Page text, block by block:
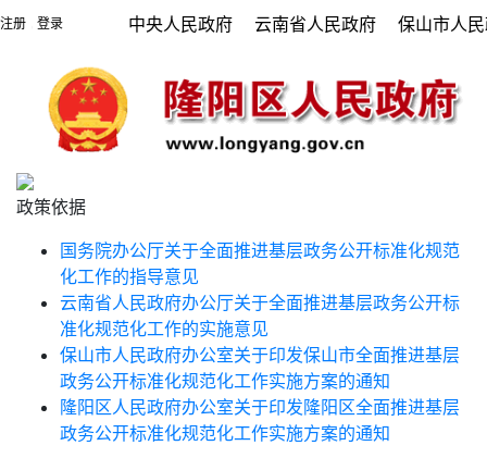
注册 登录 中央人民政府 云南省人民政府 保山市人
政策依据
国务院办公厅关于全面推进基层政务公开标准化规范
化工作的指导意见
云南省人民政府办公厅关于全面推进基层政务公开标
准化规范化工作的实施意见
保山市人民政府办公室关于印发保山市全面推进基层
政务公开标准化规范化工作实施方案的通知
隆阳区人民政府办公室关于印发隆阳区全面推进基层
政务公开标准化规范化工作实施方案的通知